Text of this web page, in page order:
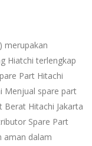
merupakan
Hiatchi terlengkap
Part Hitachi
Menjual spare part
Berat Hitachi Jakarta
Spare Part
aman dalam